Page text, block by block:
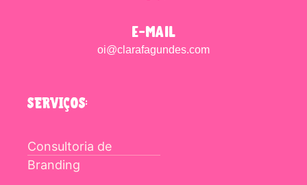
e-mail
oi@clarafagundes.com
SERVIÇOS:
Consultoria de
Branding